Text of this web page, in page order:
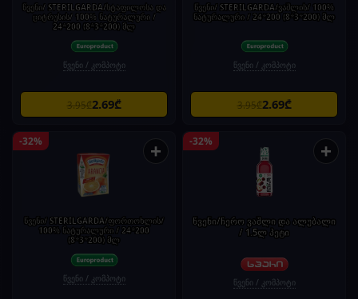
წვენი/ STERILGARDA/სტაფილოსა და
ციტრუსის/ 100% ნატურალური /
24*200 (8*3*200) მლ
წვენი / კომპოტი
3.95₾2.69₾
წვენი/ STERILGARDA/ვაშლის/ 100%
ნატურალური / 24*200 (8*3*200) მლ
წვენი / კომპოტი
3.95₾2.69₾
-32% +
წვენი/ STERILGARDA/ფორთოხლის/
100% ნატურალური / 24*200
(8*3*200) მლ
წვენი / კომპოტი
-32% +
წვენი/ჩერო ვაშლი და ალუბალი
/ 1.5ლ პეტი
წვენი / კომპოტი